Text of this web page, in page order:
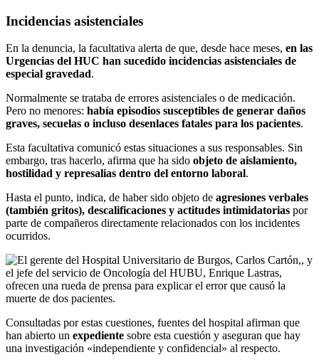
Incidencias asistenciales
En la denuncia, la facultativa alerta de que, desde hace meses, en las
Urgencias del HUC han sucedido incidencias asistenciales de
especial gravedad.
Normalmente se trataba de errores asistenciales o de medicación.
Pero no menores: había episodios susceptibles de generar daños
graves, secuelas o incluso desenlaces fatales para los pacientes.
Esta facultativa comunicó estas situaciones a sus responsables. Sin
embargo, tras hacerlo, afirma que ha sido objeto de aislamiento,
hostilidad y represalias dentro del entorno laboral.
Hasta el punto, indica, de haber sido objeto de agresiones verbales
(también gritos), descalificaciones y actitudes intimidatorias por
parte de compañeros directamente relacionados con los incidentes
ocurridos.
Consultadas por estas cuestiones, fuentes del hospital afirman que
han abierto un expediente sobre esta cuestión y aseguran que hay
una investigación «independiente y confidencial» al respecto.